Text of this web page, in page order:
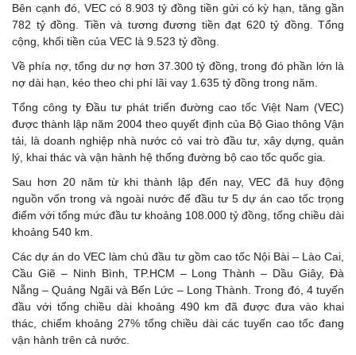
Bên cạnh đó, VEC có 8.903 tỷ đồng tiền gửi có kỳ hạn, tăng gần
782 tỷ đồng. Tiền và tương đương tiền đạt 620 tỷ đồng. Tổng
cộng, khối tiền của VEC là 9.523 tỷ đồng.
Về phía nợ, tổng dư nợ hơn 37.300 tỷ đồng, trong đó phần lớn là
nợ dài hạn, kéo theo chi phí lãi vay 1.635 tỷ đồng trong năm.
Tổng công ty Đầu tư phát triển đường cao tốc Việt Nam (VEC)
được thành lập năm 2004 theo quyết định của Bộ Giao thông Vận
tải, là doanh nghiệp nhà nước có vai trò đầu tư, xây dựng, quản
lý, khai thác và vận hành hệ thống đường bộ cao tốc quốc gia.
Sau hơn 20 năm từ khi thành lập đến nay, VEC đã huy động
nguồn vốn trong và ngoài nước để đầu tư 5 dự án cao tốc trọng
điểm với tổng mức đầu tư khoảng 108.000 tỷ đồng, tổng chiều dài
khoảng 540 km.
Các dự án do VEC làm chủ đầu tư gồm cao tốc Nội Bài – Lào Cai,
Cầu Giẽ – Ninh Bình, TP.HCM – Long Thành – Dầu Giây, Đà
Nẵng – Quảng Ngãi và Bến Lức – Long Thành. Trong đó, 4 tuyến
đầu với tổng chiều dài khoảng 490 km đã được đưa vào khai
thác, chiếm khoảng 27% tổng chiều dài các tuyến cao tốc đang
vận hành trên cả nước.